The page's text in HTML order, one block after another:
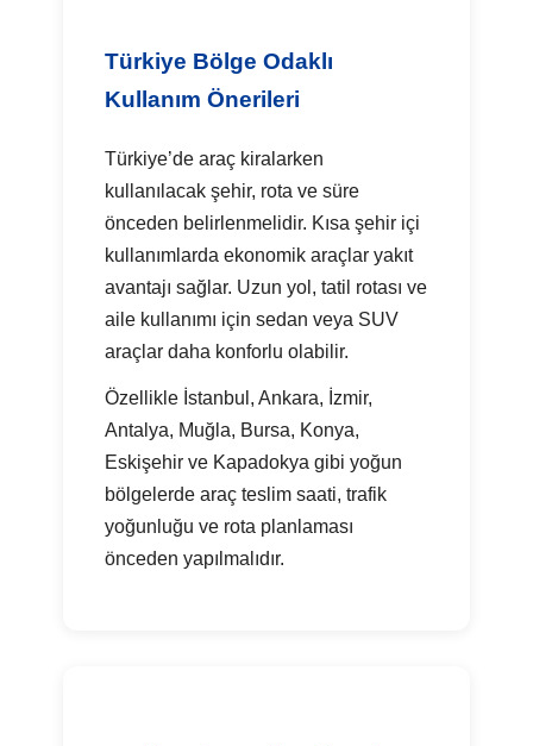
Türkiye Bölge Odaklı
Kullanım Önerileri
Türkiye’de araç kiralarken
kullanılacak şehir, rota ve süre
önceden belirlenmelidir. Kısa şehir içi
kullanımlarda ekonomik araçlar yakıt
avantajı sağlar. Uzun yol, tatil rotası ve
aile kullanımı için sedan veya SUV
araçlar daha konforlu olabilir.
Özellikle İstanbul, Ankara, İzmir,
Antalya, Muğla, Bursa, Konya,
Eskişehir ve Kapadokya gibi yoğun
bölgelerde araç teslim saati, trafik
yoğunluğu ve rota planlaması
önceden yapılmalıdır.